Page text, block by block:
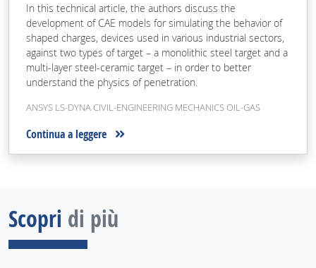
In this technical article, the authors discuss the
development of CAE models for simulating the behavior of
shaped charges, devices used in various industrial sectors,
against two types of target – a monolithic steel target and a
multi-layer steel-ceramic target – in order to better
understand the physics of penetration.
ANSYS LS-DYNA CIVIL-ENGINEERING MECHANICS OIL-GAS
Continua a leggere
Scopri di più